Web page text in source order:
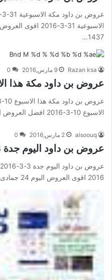
1437…
Razan ksa 9 مارس,2016 0
عروض بن داود مكة هذا الاسبوع
الاسبوع 10-3-2016 افضل العروض الاسبوعية اليوم 1 جمادى…
alsoouq 2 مارس,2016 0
عروض بن داود اليوم جدة 3-3-2016
2016 اقوى العروض اليوم 24 جمادى الاول 1437 هجري…